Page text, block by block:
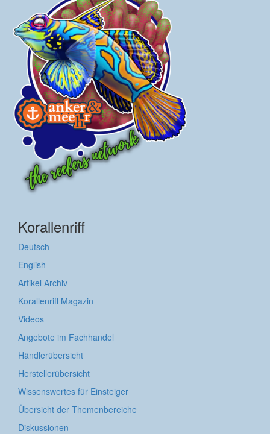
Korallenriff
Deutsch
English
Artikel Archiv
Korallenriff Magazin
Videos
Angebote im Fachhandel
Händlerübersicht
Herstellerübersicht
Wissenswertes für Einsteiger
Übersicht der Themenbereiche
Diskussionen